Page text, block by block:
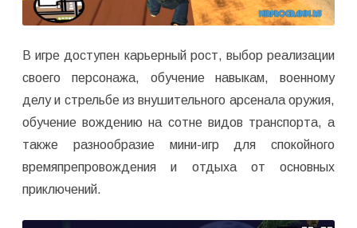
В игре доступен карьерный рост, выбор реализации
своего персонажа, обучение навыкам, военному
делу и стрельбе из внушительного арсенала оружия,
обучение вождению на сотне видов транспорта, а
также разнообразие мини-игр для спокойного
времяпрепровождения и отдыха от основных
приключений.